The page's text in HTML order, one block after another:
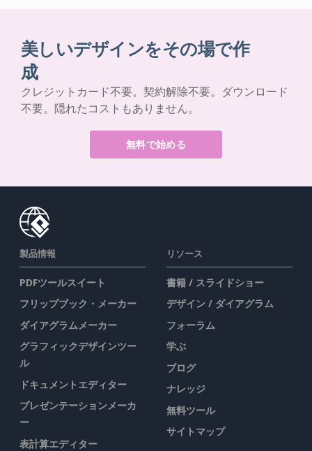
美しいデザインをその場で作
成
クレジットカード不要。契約解除不要。ダウンロード
不要。隠れたコストもありません。
無料で始める
製品情報
PDFツールスイート
フリップブック・メーカー
ダイアグラムメーカー
グラフィックデザインツー
ル
ドキュメントエディター
プレゼンテーションメーカ
ー
表計算エディター
リソース
書籍 / スライドショー
デザイン / ダイアグラム
フォーラム
学ぶ
ブログ
ナレッジ
無料ツール
サイトマップ